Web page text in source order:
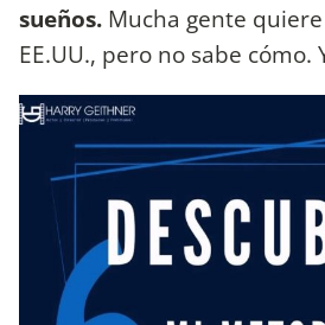
sueños. Mucha gente
EE.UU., pero no sabe cómo.